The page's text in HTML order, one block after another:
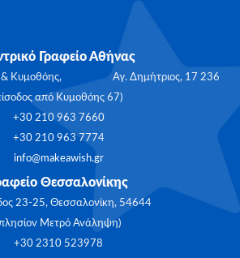
Γραφείο Αθήνας
& Κυμοθόης, Αγ. Δημήτριος, 17 236
από Κυμοθόης 67)
+30 210 963 7660
+30 210 963 7774
info@makeawish.gr
Θεσσαλονίκης
23-25, Θεσσαλονίκη, 54644
Μετρό Ανάληψη)
+30 2310 523978